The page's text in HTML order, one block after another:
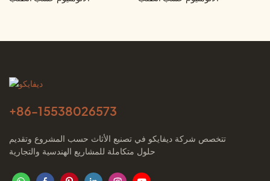
+86-15538026573
تتخصص شركة ديفايكو في تصنيع الأثاث حسب المشروع وتقديم
حلول متكاملة للمشاريع الهندسية والتجارية